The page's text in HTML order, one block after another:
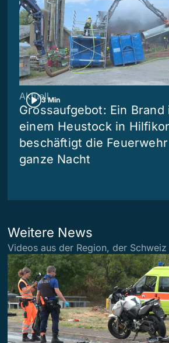
3 Min
Aktuell
Grossaufgebot: Ein Brand
einem Heustock in
beschäftigt die
ganze Nacht
Weitere News
Videos aus der Region, der